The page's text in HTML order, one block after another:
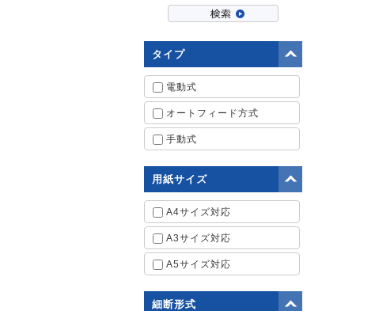
タイプ
電動式
オートフィード方式
手動式
用紙サイズ
A4サイズ対応
A3サイズ対応
A5サイズ対応
細断形式